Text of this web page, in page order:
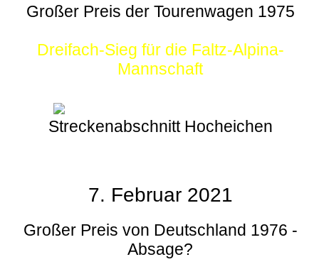
Großer Preis der Tourenwagen 1975
Dreifach-Sieg für die Faltz-Alpina-
Mannschaft
Streckenabschnitt Hocheichen
7. Februar 2021
Großer Preis von Deutschland 1976 -
Absage?